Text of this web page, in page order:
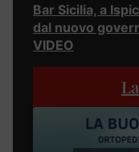
Bar Sicilia, a
dal nuovo
VIDEO